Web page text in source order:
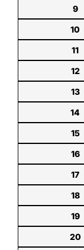
9
10
11
12
13
14
15
16
17
18
19
20